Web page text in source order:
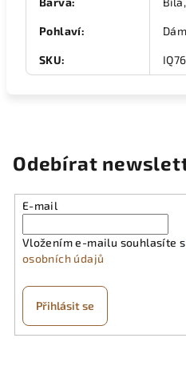
Pohlaví:
SKU:
Odebírat
E-mail
Vložením e-mailu souhlasíte s
osobních údajů
Přihlásit se